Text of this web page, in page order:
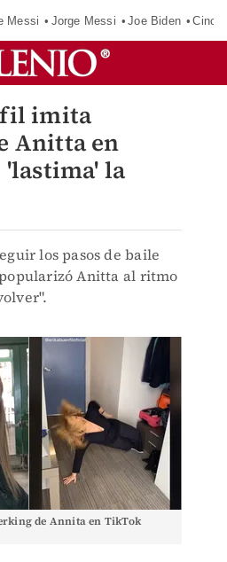
Messi Jorge Messi Joe Biden
imita
Anitta en
'lastima' la
los pasos de baile
Anitta al ritmo
de Annita en TikTok